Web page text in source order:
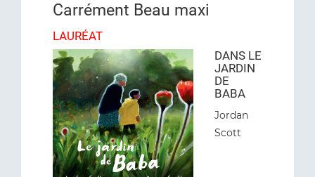
Carrément Beau maxi
LAURÉAT
DANS LE
JARDIN
DE
BABA
Jordan
Scott